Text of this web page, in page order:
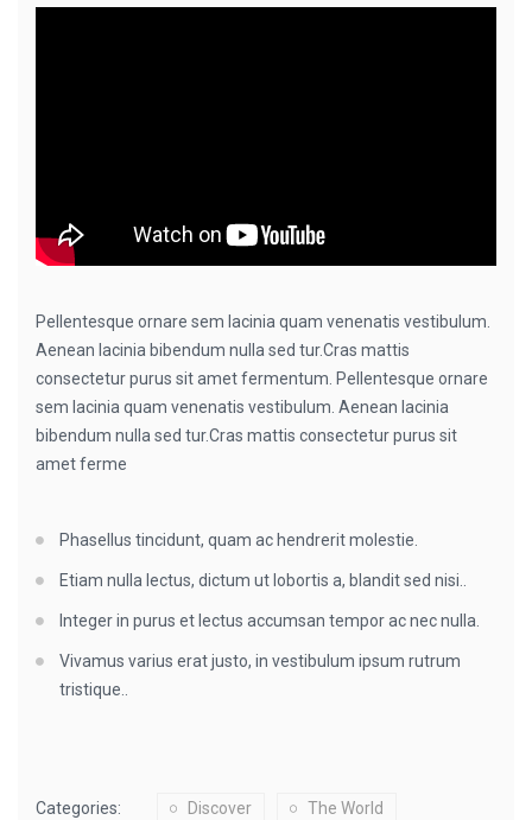
Pellentesque ornare sem lacinia quam venenatis vestibulum.
Aenean lacinia bibendum nulla sed tur.Cras mattis
consectetur purus sit amet fermentum. Pellentesque ornare
sem lacinia quam venenatis vestibulum. Aenean lacinia
bibendum nulla sed tur.Cras mattis consectetur purus sit
amet ferme
Phasellus tincidunt, quam ac hendrerit molestie.
Etiam nulla lectus, dictum ut lobortis a, blandit sed nisi..
Integer in purus et lectus accumsan tempor ac nec nulla.
Vivamus varius erat justo, in vestibulum ipsum rutrum
tristique..
Categories: Discover The World